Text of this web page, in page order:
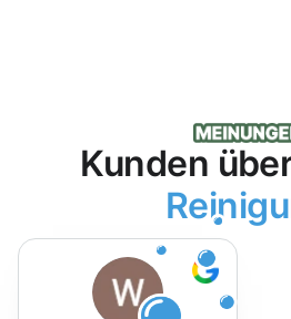
Kunden